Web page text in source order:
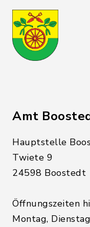
Amt
Hauptstelle
Twiete 9
24598 Boostedt
Öffnungszeiten
Montag,